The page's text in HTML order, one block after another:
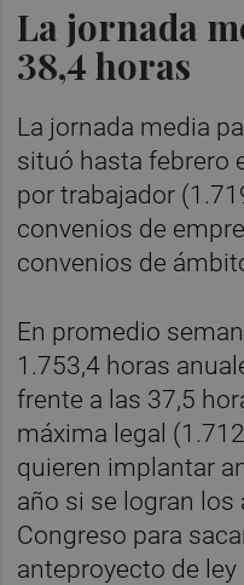
La jornada
38,4 horas
La jornada media
situó hasta febrero
por trabajador
convenios de
convenios de
En promedio
1.753,4 horas
frente a las 37,5
máxima legal
quieren implantar
año si se logran los
Congreso para
anteproyecto de ley